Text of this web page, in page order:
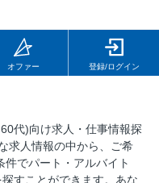
オファー 登録/ログイン
代)向け求⼈・仕事情報探
求人情報の中から、ご希
でパート・アルバイト
すことができます。あな